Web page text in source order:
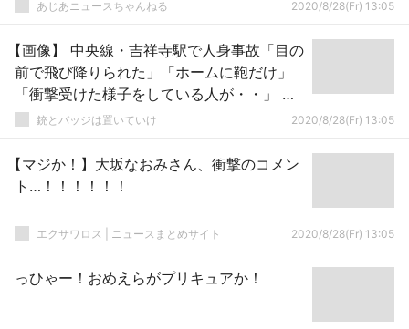
あじあニュースちゃんねる 2020/8/28(Fr) 13:05
【画像】 中央線・吉祥寺駅で人身事故「目の
前で飛び降りられた」「ホームに鞄だけ」
「衝撃受けた様子をしている人が・・」 緊
急車両集結で騒然
銃とバッジは置いていけ 2020/8/28(Fr) 13:05
【マジか！】大坂なおみさん、衝撃のコメン
ト…！！！！！！
エクサワロス | ニュースまとめサイト 2020/8/28(Fr) 13:05
っひゃー！おめえらがプリキュアか！